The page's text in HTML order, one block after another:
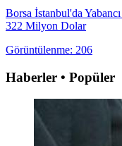
Borsa İstanbul'da
322 Milyon Dolar
Görüntülenme: 206
Haberler • Popüler